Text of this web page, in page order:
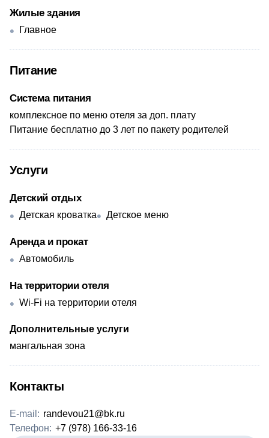
Жилые здания
Главное
Питание
Система питания
комплексное по меню отеля за доп. плату
Питание бесплатно до 3 лет по пакету родителей
Услуги
Детский отдых
Детская кроватка Детское меню
Аренда и прокат
Автомобиль
На территории отеля
Wi-Fi на территории отеля
Дополнительные услуги
​мангальная зона
Контакты
E-mail: randevou21@bk.ru
Телефон: +7 (978) 166-33-16